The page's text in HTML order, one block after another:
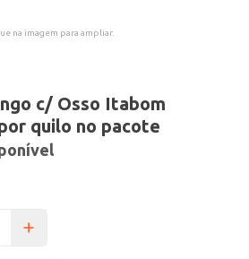
na imagem para ampliar.
c/ Osso Itabom
quilo no pacote